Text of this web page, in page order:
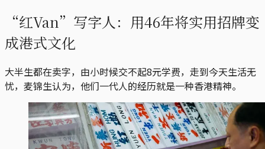
“红Van”写字人：用46年将实用招牌变
成港式文化
大半生都在卖字，由小时候交不起8元学费，走到今天生活无
忧，麦锦生认为，他们一代人的经历就是一种香港精神。